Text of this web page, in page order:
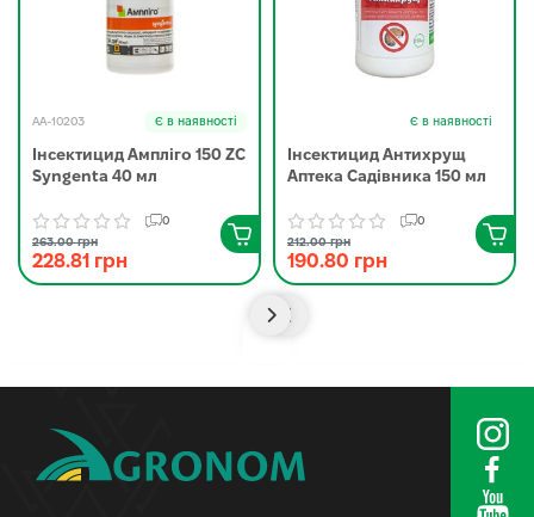
AA-10203 Є в наявності
Інсектицид Ампліго 150 ZC
Syngenta 40 мл
0
263.00 грн
228.81 грн
Є в наявності
Інсектицид Антихрущ
Аптека Садівника 150 мл
0
212.00 грн
190.80 грн